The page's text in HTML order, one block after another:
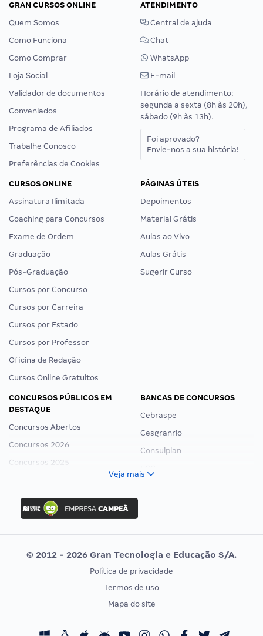
GRAN CURSOS ONLINE
Quem Somos
Como Funciona
Como Comprar
Loja Social
Validador de documentos
Conveniados
Programa de Afiliados
Trabalhe Conosco
Preferências de Cookies
ATENDIMENTO
Central de ajuda
Chat
WhatsApp
E-mail
Horário de atendimento:
segunda a sexta (8h às 20h),
sábado (9h às 13h).
Foi aprovado?
Envie-nos a sua história!
CURSOS ONLINE
Assinatura Ilimitada
Coaching para Concursos
Exame de Ordem
Graduação
Pós-Graduação
Cursos por Concurso
Cursos por Carreira
Cursos por Estado
Cursos por Professor
Oficina de Redação
Cursos Online Gratuitos
PÁGINAS ÚTEIS
Depoimentos
Material Grátis
Aulas ao Vivo
Aulas Grátis
Sugerir Curso
CONCURSOS PÚBLICOS EM
DESTAQUE
Concursos Abertos
Concursos 2026
Concursos 2025
Concurso Ibama
Concurso MPU
Editais publicados
BANCAS DE CONCURSOS
Cebraspe
Cesgranrio
Consulplan
Vunesp
CONCURSOS POR PROFISSÃO
Concursos Fiscais
EXAME DE ORDEM
Calendário OAB
Veja mais
© 2012 - 2026 Gran Tecnologia e Educação S/A.
Política de privacidade
Termos de uso
Mapa do site